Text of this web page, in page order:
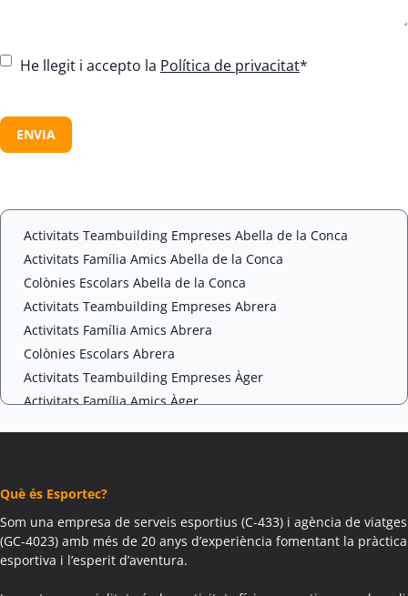
C
s
e
*
He llegit i accepto la Política de privacitat*
A
P
H
Activitats Teambuilding Empreses Abella de la Conca
Activitats Família Amics Abella de la Conca
Colònies Escolars Abella de la Conca
Activitats Teambuilding Empreses Abrera
Activitats Família Amics Abrera
Colònies Escolars Abrera
Activitats Teambuilding Empreses Àger
Activitats Família Amics Àger
Colònies Escolars Agramunt
Activitats Teambuilding Empreses Aguilar de Segarra
Activitats Família Amics Aguilar de Segarra
Colònies Escolars Aguilar de Segarra
Activitats Teambuilding Empreses Agullana
Què és Esportec?
Som una empresa de serveis esportius (C-433) i agència de viatges
(GC-4023) amb més de 20 anys d’experiència fomentant la pràctica
esportiva i l’esperit d’aventura.